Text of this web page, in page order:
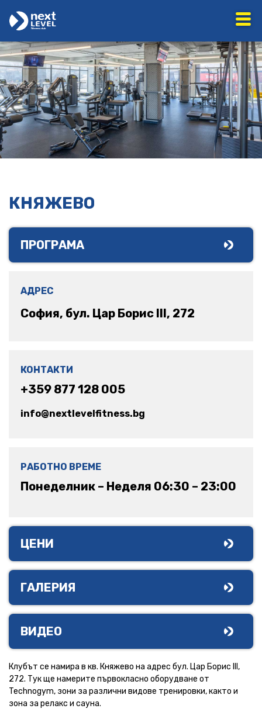
КНЯЖЕВО
Клубът се намира в кв. Княжево на адрес бул. Цар Борис III,
272. Тук ще намерите първокласно оборудване от
Technogym, зони за различни видове тренировки, както и
зона за релакс и сауна.
ПРОГРАМА
АДРЕС
София, бул. Цар Борис III, 272
КОНТАКТИ
+359 877 128 005
info@nextlevelfitness.bg
РАБОТНО ВРЕМЕ
Понеделник – Неделя 06:30 – 23:00
ЦЕНИ
ГАЛЕРИЯ
ВИДЕО